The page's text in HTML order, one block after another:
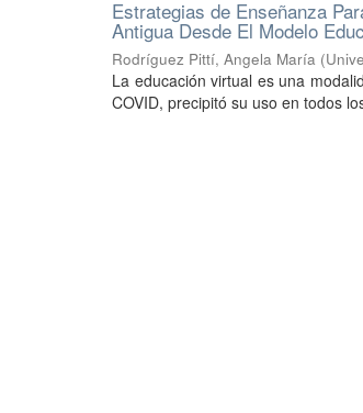
Estrategias de Enseñanza
Antigua Desde El Modelo
Rodríguez Pittí, Angela María (
La educación virtual es una
COVID, precipitó su uso en todos